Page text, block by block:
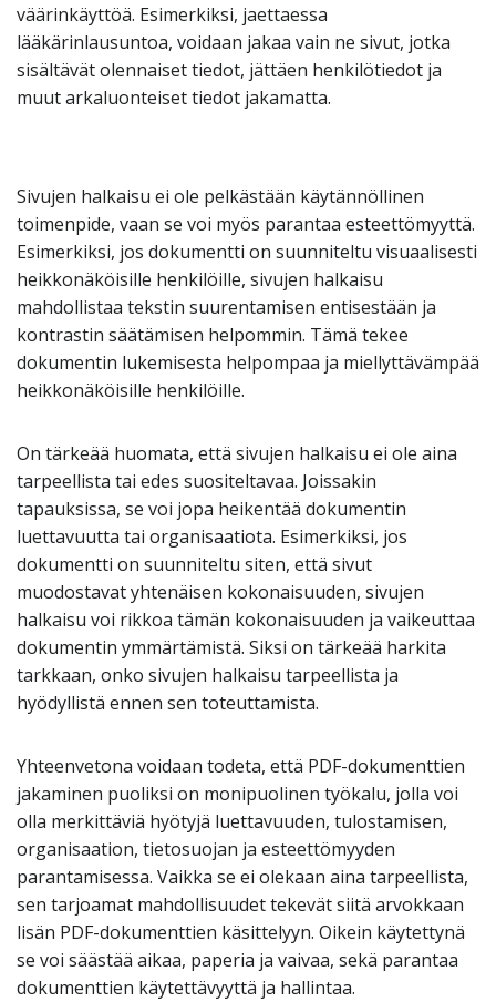
väärinkäyttöä. Esimerkiksi, jaettaessa
lääkärinlausuntoa, voidaan jakaa vain ne sivut, jotka
sisältävät olennaiset tiedot, jättäen henkilötiedot ja
muut arkaluonteiset tiedot jakamatta.
Sivujen halkaisu ei ole pelkästään käytännöllinen
toimenpide, vaan se voi myös parantaa esteettömyyttä.
Esimerkiksi, jos dokumentti on suunniteltu visuaalisesti
heikkonäköisille henkilöille, sivujen halkaisu
mahdollistaa tekstin suurentamisen entisestään ja
kontrastin säätämisen helpommin. Tämä tekee
dokumentin lukemisesta helpompaa ja miellyttävämpää
heikkonäköisille henkilöille.
On tärkeää huomata, että sivujen halkaisu ei ole aina
tarpeellista tai edes suositeltavaa. Joissakin
tapauksissa, se voi jopa heikentää dokumentin
luettavuutta tai organisaatiota. Esimerkiksi, jos
dokumentti on suunniteltu siten, että sivut
muodostavat yhtenäisen kokonaisuuden, sivujen
halkaisu voi rikkoa tämän kokonaisuuden ja vaikeuttaa
dokumentin ymmärtämistä. Siksi on tärkeää harkita
tarkkaan, onko sivujen halkaisu tarpeellista ja
hyödyllistä ennen sen toteuttamista.
Yhteenvetona voidaan todeta, että PDF-dokumenttien
jakaminen puoliksi on monipuolinen työkalu, jolla voi
olla merkittäviä hyötyjä luettavuuden, tulostamisen,
organisaation, tietosuojan ja esteettömyyden
parantamisessa. Vaikka se ei olekaan aina tarpeellista,
sen tarjoamat mahdollisuudet tekevät siitä arvokkaan
lisän PDF-dokumenttien käsittelyyn. Oikein käytettynä
se voi säästää aikaa, paperia ja vaivaa, sekä parantaa
dokumenttien käytettävyyttä ja hallintaa.